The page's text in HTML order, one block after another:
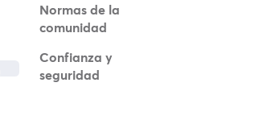
Normas de la
comunidad
Confianza y
seguridad